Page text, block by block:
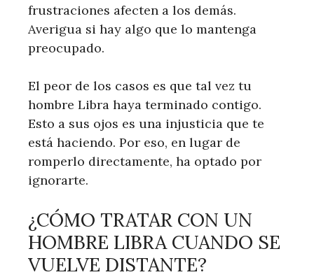
frustraciones afecten a los demás.
Averigua si hay algo que lo mantenga
preocupado.
El peor de los casos es que tal vez tu
hombre Libra haya terminado contigo.
Esto a sus ojos es una injusticia que te
está haciendo. Por eso, en lugar de
romperlo directamente, ha optado por
ignorarte.
¿CÓMO TRATAR CON UN
HOMBRE LIBRA CUANDO SE
VUELVE DISTANTE?